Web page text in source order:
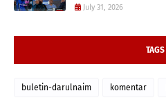
July 31, 2026
TAGS
buletin-darulnaim komentar